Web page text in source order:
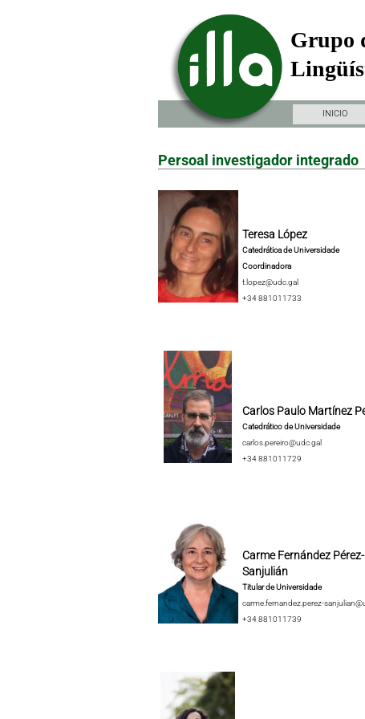
Grupo
INICIO
Persoal investigador integrado
Teresa López
Catedrática de Universidade
Coordinadora
t.lopez@udc.gal
+34 881011733
Carlos Paulo Martínez
Catedrático de Universidade
carlos.pereiro@udc.gal
+34 881011729
Carme Fernández Pérez-
Sanjulián
Titular de Universidade
carme.fernandez.perez-
+34 881011739